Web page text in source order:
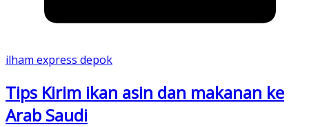
ilham express depok
Tips Kirim ikan asin dan makanan ke
Arab Saudi